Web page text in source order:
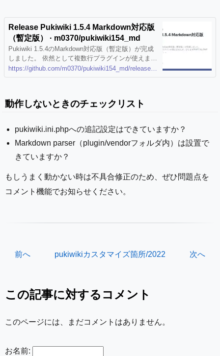
Release Pukiwiki 1.5.4 Markdown対応版
（暫定版） · m0370/pukiwiki154_md
Pukiwiki 1.5.4のMarkdown対応版（暫定版）が完成
しました。 依然として複数行プラグインが使えませ
んが、ひとまずPHP 7.4とPHP 8.0で動作していま
す。 既存のPukiwiki 1.5.4をダウンロードしてファ
動作しないときのチェックリスト
pukiwiki.ini.phpへの追記設定はできていますか？
Markdown parser（plugin/vendorフォルダ内）は設置で
きていますか？
もしうまく動かない時は不具合修正のため、ぜひ問題点を
コメント機能でお知らせください。
前へ 次へ
pukiwikiカスタマイズ箇所/2022
この記事に対するコメント
このページには、まだコメントはありません。
お名前: